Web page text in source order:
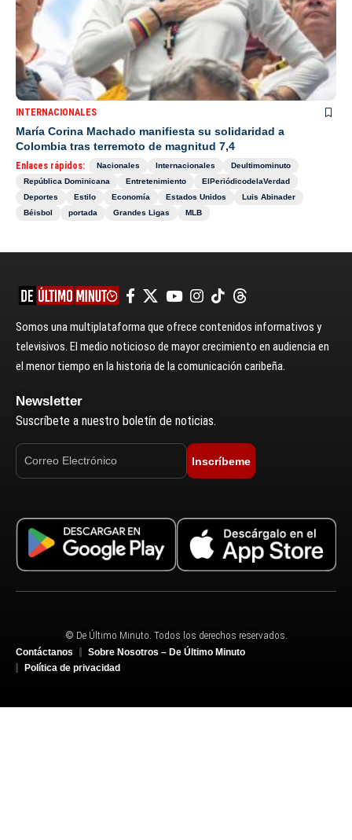
INTERNACIONALES
María Corina Machado manifiesta su solidaridad a
Colombia tras terremoto de magnitud 7,4
Enlaces rápidos: Nacionales Internacionales
Deultimominuto
República Dominicana
Entretenimiento
ElPeriódicodelaVerdad
Deportes
Estilo Economía Estados Unidos
Luis Abinader
Béisbol
portada Grandes Ligas MLB
Somos una multiplataforma que ofrece contenidos informativos y
televisivos. El medio noticioso de mayor crecimiento en audiencia en
el menor tiempo en la historia de la comunicación caribeña.
Newsletter
Suscríbete a nuestro boletín de noticias.
Inscríbeme
© De Último Minuto. Todos los derechos reservados.
Contáctanos
Sobre Nosotros – De Último Minuto
Política de privacidad